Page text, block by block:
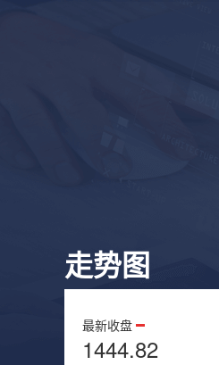
走势图
最新收盘
1444.82